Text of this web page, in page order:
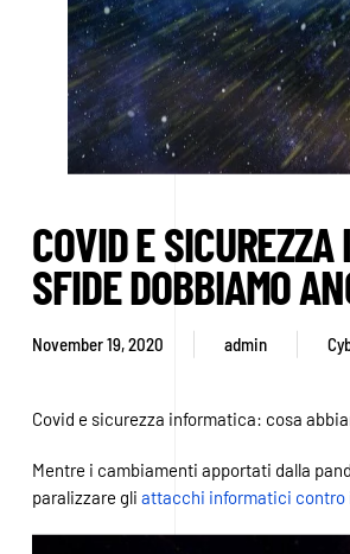
COVID E
SFIDE DOBBIAMO
November 19, 2020 admin
Covid e sicurezza informatica: cosa
Mentre i cambiamenti apportati dalla
paralizzare gli attacchi informatici